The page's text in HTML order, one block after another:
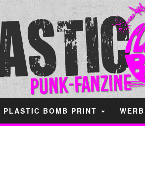
PLASTIC BOMB PRINT